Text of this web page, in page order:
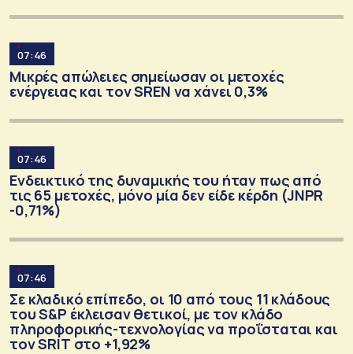
07:46
Μικρές απώλειες σημείωσαν οι μετοχές
ενέργειας και τον SRΕΝ να χάνει 0,3%
07:46
Ενδεικτικό της δυναμικής του ήταν πως από
τις 65 μετοχές, μόνο μία δεν είδε κέρδη (JNPR
-0,71%)
07:46
Σε κλαδικό επίπεδο, οι 10 από τους 11 κλάδους
του S&P έκλεισαν θετικοί, με τον κλάδο
πληροφορικής-τεχνολογίας να προΐσταται και
τον SRΙΤ στο +1,92%